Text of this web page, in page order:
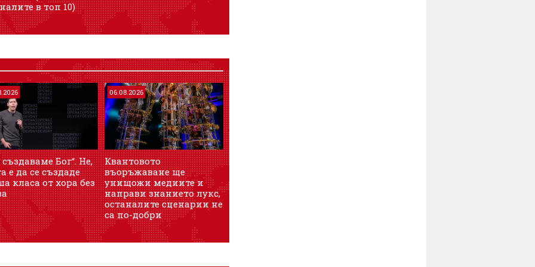
в топ 10)
създаваме Бог“. Не,
е да се създаде
класа от хора без
06.08.2026
Квантовото
въоръжаване ще
унищожи медиите и
направи знанието лукс,
останалите сценарии не
са по-добри